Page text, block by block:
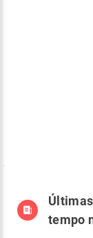
tempo